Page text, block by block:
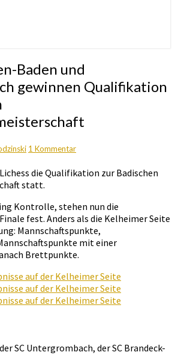
Baden und
gewinnen Qualifikation
Kommentare
1 Kommentar
die Qualifikation zur Badischen
statt.
Kontrolle, stehen nun die
fest. Anders als die Kelheimer Seite
Mannschaftspunkte,
mit einer
Brettpunkte.
auf der Kelheimer Seite
auf der Kelheimer Seite
auf der Kelheimer Seite
SC Untergrombach, der SC Brandeck-